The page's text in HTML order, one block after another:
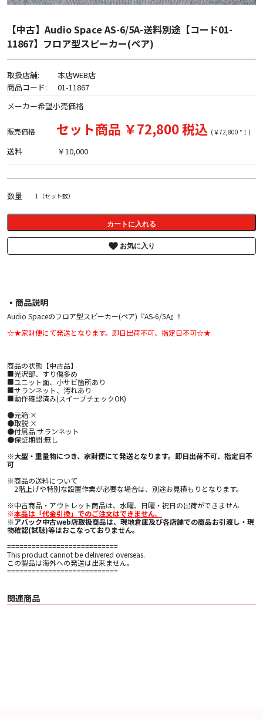
【中古】Audio Space AS-6/5A-送料別途【コード01-
11867】フロア型スピーカー(ペア)
取扱店舗:
本店WEB店
商品コード:
01-11867
メーカー希望小売価格
販売価格 セット商品 ￥72,800 税込 (￥72,800 * 1 )
送料 ￥10,000
数量 1（セット数）
カートに入れる
お気に入り
▪︎商品説明
Audio Spaceのフロア型スピーカー(ペア)『AS-6/5A』!!
☆★家財便にて発送となります。即日出荷不可、指定日不可☆★
商品の状態【中古品】
■光沢部、すり傷多め
■ユニット面、小サビ箇所あり
■サランネット、汚れあり
■動作確認済み(スイープチェックOK)
●元箱:×
●取説:×
●付属品:サランネット
●保証期間:無し
※大型・重量物につき、家財便にて発送となります。即日出荷不可、指定日不
可
※商品の送料について
2階上げや特別な設置作業が必要な場合は、別途お見積もりとなります。
※中古商品・アウトレット商品は、水曜、日曜・祝日の出荷ができません
※本品は「代金引換」でのご注文はできません。
※アバック中古web店取扱商品は、現地倉庫及び各店舗での商品お引渡し・現
物確認(試聴)等はおこなっておりません。
===========================
This product cannot be delivered overseas.
この製品は海外への発送は出来ません。
===========================
関連商品